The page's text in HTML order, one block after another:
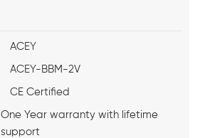
ACEY
ACEY-BBM-2V
CE Certified
One Year warranty with lifetime
support